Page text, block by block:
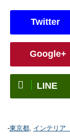
Twitter
Google+
LINE
-東京都, インテリア